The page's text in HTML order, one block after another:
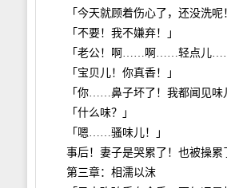
「今天就顾着伤心了，还没洗呢
「不要！我不嫌弃！」
「老公！啊……啊……轻点儿……
「宝贝儿！你真香！」
「你……鼻子坏了！我都闻见味
「什么味？」
「嗯……骚味儿！」
事后！妻子是哭累了！也被操累
第三章：相濡以沫